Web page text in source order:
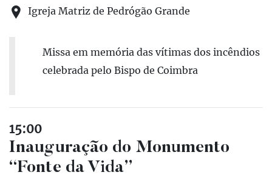
Igreja Matriz de Pedrógão Grande
Missa em memória das vítimas dos incêndios
celebrada pelo Bispo de Coimbra
15:00
Inauguração do Monumento
“Fonte da Vida”